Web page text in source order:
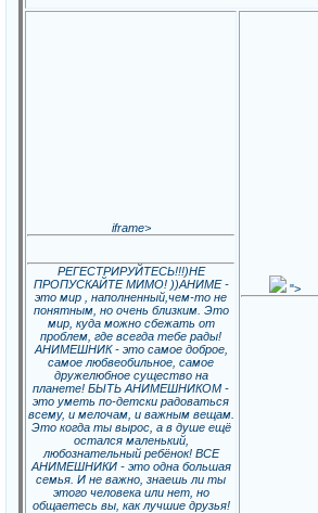
iframe>
РЕГЕСТРИРУЙТЕСЬ!!!)НЕ
ПРОПУСКАЙТЕ МИМО! ))АНИМЕ -
это мир , наполненный,чем-то не
понятным, но очень близким. Это
мир, куда можно сбежать от
проблем, где всегда тебе рады!
АНИМЕШНИК - это самое доброе,
самое любвеобильное, самое
дружелюбное существо на
планете! БЫТЬ АНИМЕШНИКОМ -
это уметь по-детски радоваться
всему, и мелочам, и важным вещам.
Это когда ты вырос, а в душе ещё
остался маленький,
любознательный ребёнок! ВСЕ
АНИМЕШНИКИ - это одна большая
семья. И не важно, знаешь ли ты
этого человека или нет, но
общаетесь вы, как лучшие друзья!
">